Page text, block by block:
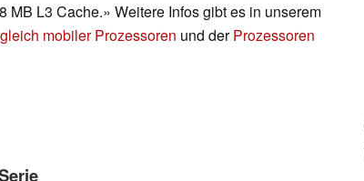
MB L3 Cache.» Weitere Infos gibt es in unserem
mobiler Prozessoren und derProzessoren